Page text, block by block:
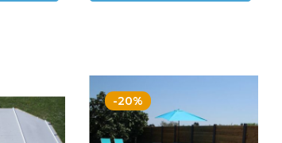
-20%